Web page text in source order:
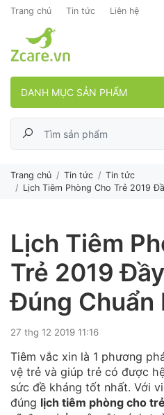
menu
Trang chủ Tin tức Liên hệ
DANH MỤC SẢN PHẨM
Trang chủ Tin tức
Tin tức
Lịch Tiêm Phòng Cho Trẻ 2019
Lịch Tiêm
Trẻ 2019
Đúng Chuẩn
27 thg 12 2019 11:16
Tiêm vắc xin là 1 phương
vệ trẻ và giúp trẻ có được
sức đề kháng tốt nhất. Với
đúng lịch tiêm phòng cho trẻ